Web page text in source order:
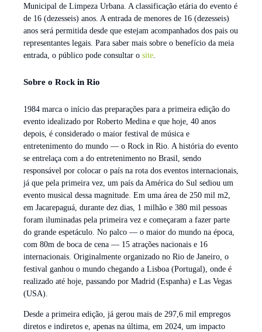
Municipal de Limpeza Urbana. A classificação etária do evento é
de 16 (dezesseis) anos. A entrada de menores de 16 (dezesseis)
anos será permitida desde que estejam acompanhados dos pais ou
representantes legais. Para saber mais sobre o benefício da meia
entrada, o público pode consultar o site
Sobre o Rock in Rio
1984 marca o início das preparações para a primeira edição do
evento idealizado por Roberto Medina e que hoje, 40 anos
depois, é considerado o maior festival de música e
entretenimento do mundo — o Rock in Rio. A história do evento
se entrelaça com a do entretenimento no Brasil, sendo
responsável por colocar o país na rota dos eventos internacionais,
já que pela primeira vez, um país da América do Sul sediou um
evento musical dessa magnitude. Em uma área de 250 mil m2,
em Jacarepaguá, durante dez dias, 1 milhão e 380 mil pessoas
foram iluminadas pela primeira vez e começaram a fazer parte
do grande espetáculo. No palco — o maior do mundo na época,
com 80m de boca de cena — 15 atrações nacionais e 16
internacionais. Originalmente organizado no Rio de Janeiro, o
festival ganhou o mundo chegando a Lisboa (Portugal), onde é
realizado até hoje, passando por Madrid (Espanha) e Las Vegas
(USA).
Desde a primeira edição, já gerou mais de 297,6 mil empregos
diretos e indiretos e, apenas na última, em 2024, um impacto